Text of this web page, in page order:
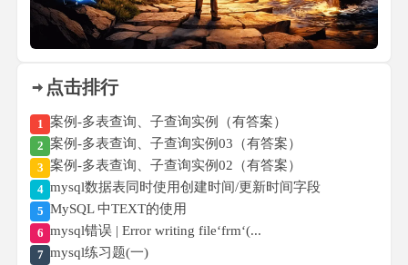
点击排行
1 案例-多表查询、子查询实例（有答案）
2 案例-多表查询、子查询实例03（有答案）
3 案例-多表查询、子查询实例02（有答案）
4 mysql数据表同时使用创建时间/更新时间字段
5 MySQL 中TEXT的使用
6 mysql错误 | Error writing file‘frm‘(...
7 mysql练习题(一)